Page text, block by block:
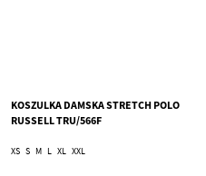
KOSZULKA DAMSKA STRETCH POLO
RUSSELL TRU/566F
XS S M L XL XXL